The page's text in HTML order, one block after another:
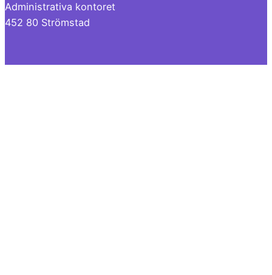
Administrativa kontoret
452 80 Strömstad